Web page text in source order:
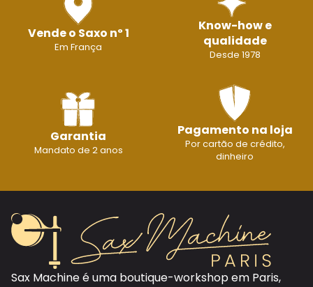
Vende o Saxo nº 1
Em França
Know-how e
qualidade
Desde 1978
Garantia
Mandato de 2 anos
Pagamento na loja
Por cartão de crédito,
dinheiro
Sax Machine é uma boutique-workshop em Paris,